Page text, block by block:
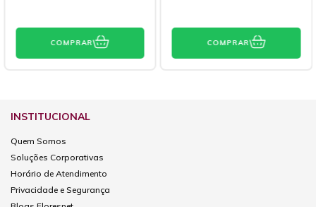
COMPRAR COMPRAR
INSTITUCIONAL
Quem Somos
Soluções Corporativas
Horário de Atendimento
Privacidade e Segurança